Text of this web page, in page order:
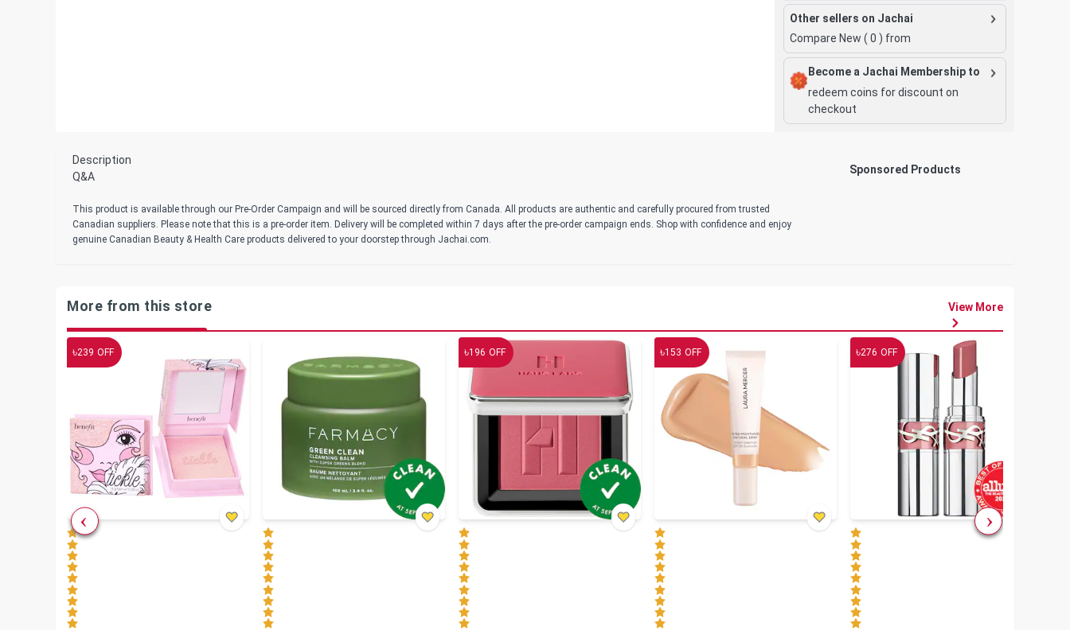
Other sellers on Jachai
Compare New ( 0 ) from
Become a Jachai Membership to
redeem coins for discount on
checkout
Description
Q&A
This product is available through our Pre-Order Campaign and will be sourced directly from Canada. All products are authentic and carefully procured from trusted
Canadian suppliers. Please note that this is a pre-order item. Delivery will be completed within 7 days after the pre-order campaign ends. Shop with confidence and enjoy
genuine Canadian Beauty & Health Care products delivered to your doorstep through Jachai.com.
Sponsored Products
More from this store View More
৳239 OFF ৳196 OFF ৳153 OFF ৳276 OFF